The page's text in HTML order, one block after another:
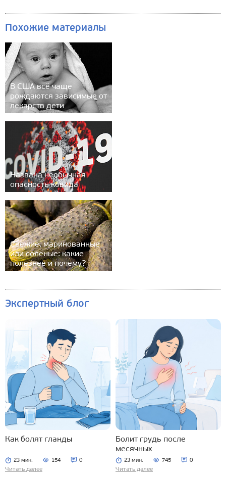
Похожие материалы
В США всё чаще
рождаются зависимые от
лекарств дети
Названа необычная
опасность ковида
Свежие, маринованные
или солёные: какие
полезнее и почему?
Экспертный блог
Как болят гланды
23 мин. 154 0
Читать далее
Болит грудь после
месячных
23 мин. 745 0
Читать далее